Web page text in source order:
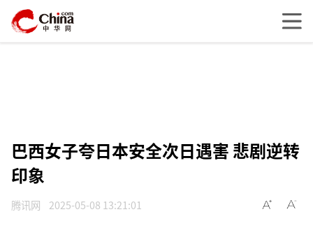
巴西女子夸日本安全次日遇害 悲剧逆转
印象
腾讯网 2025-05-08 13:21:01